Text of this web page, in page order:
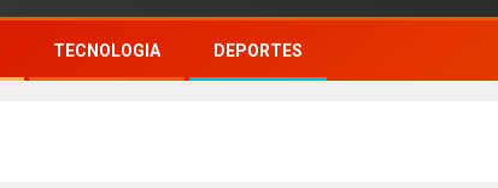
TECNOLOGIA DEPORTES